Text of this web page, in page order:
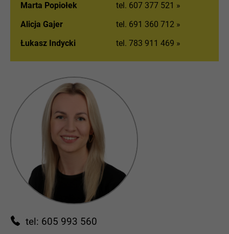
Marta Popiołek
tel. 607 377 521 »
Alicja Gajer
tel. 691 360 712 »
Łukasz Indycki
tel. 783 911 469 »
tel: 605 993 560